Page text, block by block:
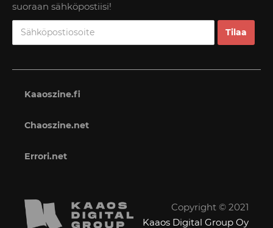
suoraan sähköpostiisi!
Kaaoszine.fi
Chaoszine.net
Errori.net
Copyright © 2021
Kaaos Digital Group Oy